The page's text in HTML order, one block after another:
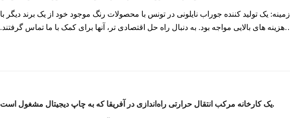
زمینه: یک تولید کننده جوراب نایلونی در تونس با محصولات رنگ موجود خود از یک برند دیگر با
هزینه های بالایی مواجه بود. به دنبال راه حل اقتصادی تر، آنها برای کمک با ما تماس گرفتند.
یک کارخانه مرکب انتقال حرارتی راه‌اندازی در آفریقا که به چاپ دیجیتال مشغول است.